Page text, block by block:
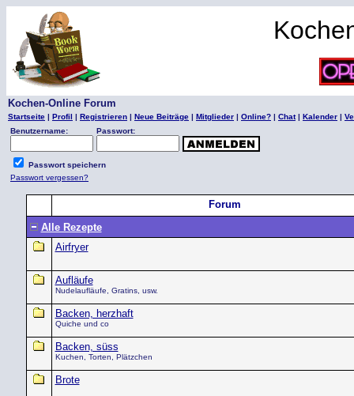
Kochen-Online Forum
Startseite | Profil | Registrieren | Neue Beiträge | Mitglieder | Online? | Chat| Kalender |
Benutzername:
Passwort:
Passwort speichern
Passwort vergessen?
Forum
Alle Rezepte
Airfryer
Aufläufe
Nudelaufläufe, Gratins, usw.
Backen, herzhaft
Quiche und co
Backen, süss
Kuchen, Torten, Plätzchen
Brote